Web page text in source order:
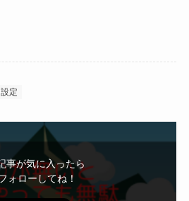
定
事が気に入ったら
ォローしてね！